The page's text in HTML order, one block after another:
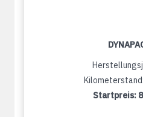
Startpreis: